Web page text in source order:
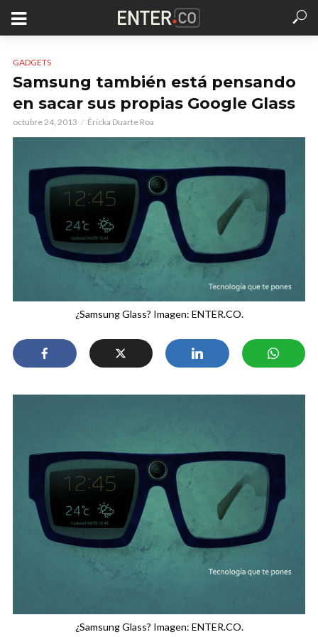
GADGETS
Samsung también está pensando
en sacar sus propias Google Glass
octubre 24, 2013 Éricka Duarte Roa
¿Samsung Glass? Imagen: ENTER.CO.
¿Samsung Glass? Imagen: ENTER.CO.